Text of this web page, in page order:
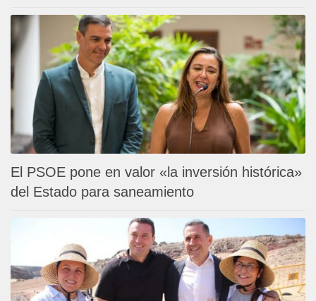
El PSOE pone en valor «la inversión histórica»
del Estado para saneamiento